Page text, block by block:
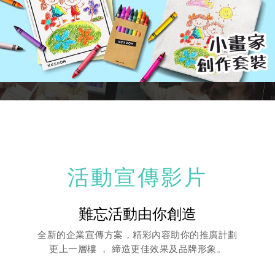
活動宣傳影片
難忘活動由你創造
全新的企業宣傳方案，精彩內容助你的推廣計劃
更上一層樓 ， 締造更佳效果及品牌形象。